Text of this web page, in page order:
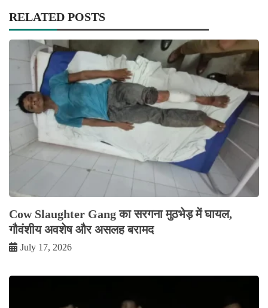
RELATED POSTS
Cow Slaughter Gang का सरगना मुठभेड़ में घायल,
गौवंशीय अवशेष और असलह बरामद
July 17, 2026